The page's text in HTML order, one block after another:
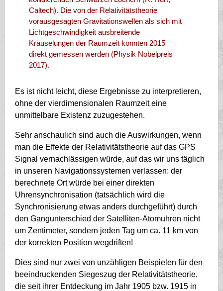
Caltech). Die von der Relativitätstheorie
vorausgesagten Gravitationswellen als sich mit
Lichtgeschwindigkeit ausbreitende
Kräuselungen der Raumzeit konnten 2015
direkt gemessen werden (Physik Nobelpreis
2017).
Es ist nicht leicht, diese Ergebnisse zu interpretieren,
ohne der vierdimensionalen Raumzeit eine
unmittelbare Existenz zuzugestehen.
Sehr anschaulich sind auch die Auswirkungen, wenn
man die Effekte der Relativitätstheorie auf das GPS
Signal vernachlässigen würde, auf das wir uns täglich
in unseren Navigationssystemen verlassen: der
berechnete Ort würde bei einer direkten
Uhrensynchronisation (tatsächlich wird die
Synchronisierung etwas anders durchgeführt) durch
den Gangunterschied der Satelliten-Atomuhren nicht
um Zentimeter, sondern jeden Tag um ca. 11 km von
der korrekten Position wegdriften!
Dies sind nur zwei von unzähligen Beispielen für den
beeindruckenden Siegeszug der Relativitätstheorie,
die seit ihrer Entdeckung im Jahr 1905 bzw. 1915 in